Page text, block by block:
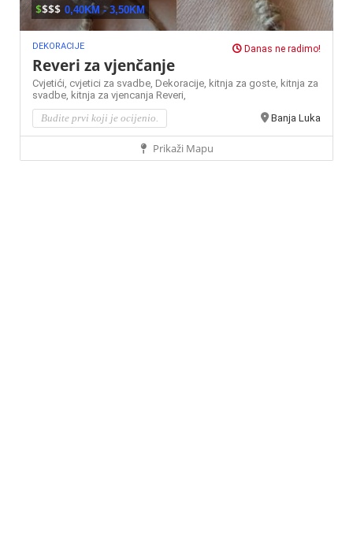
$$$$ 0,40KM - 3,50KM
DEKORACIJE Danas ne radimo!
Reveri za vjenčanje
Cvjetići, cvjetici za svadbe, Dekoracije, kitnja za goste, kitnja za
svadbe, kitnja za vjencanja Reveri,
Budite prvi koji je ocijenio.
Banja Luka
Prikaži Mapu